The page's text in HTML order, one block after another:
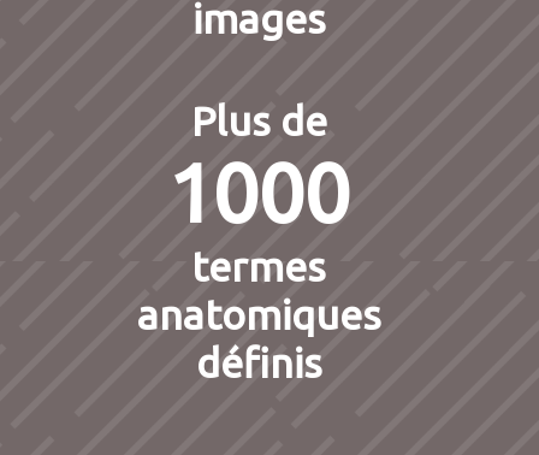
images
Plus de
1000
termes
anatomiques
définis